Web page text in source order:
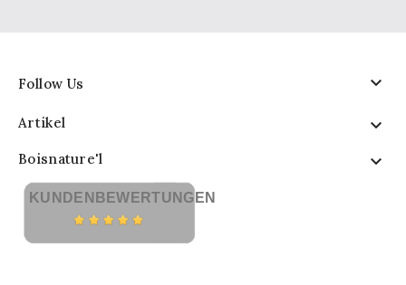
Follow Us 
Artikel 
Boisnature'l 
KUNDENBEWERTUNGEN